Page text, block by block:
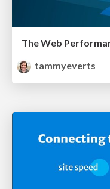
tammyeverts